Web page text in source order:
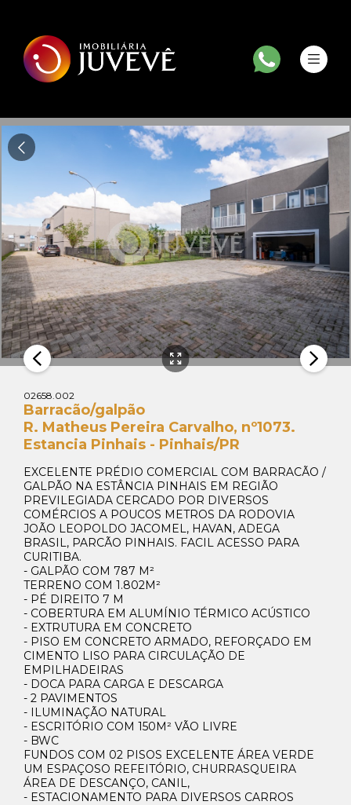
Whats Locação
41 99270-3712
41 99148-4621
02658.002
Barracão/galpão
R. Matheus Pereira Carvalho, nº1073.
Estancia Pinhais - Pinhais/PR
EXCELENTE PRÉDIO COMERCIAL COM BARRACÃO /
GALPÃO NA ESTÂNCIA PINHAIS EM REGIÃO
PREVILEGIADA CERCADO POR DIVERSOS
COMÉRCIOS A POUCOS METROS DA RODOVIA
JOÃO LEOPOLDO JACOMEL, HAVAN, ADEGA
BRASIL, PARCÃO PINHAIS. FACIL ACESSO PARA
CURITIBA.
- GALPÃO COM 787 M²
TERRENO COM 1.802M²
- PÉ DIREITO 7 M
- COBERTURA EM ALUMÍNIO TÉRMICO ACÚSTICO
- EXTRUTURA EM CONCRETO
- PISO EM CONCRETO ARMADO, REFORÇADO EM
CIMENTO LISO PARA CIRCULAÇÃO DE
EMPILHADEIRAS
- DOCA PARA CARGA E DESCARGA
- 2 PAVIMENTOS
- ILUMINAÇÃO NATURAL
- ESCRITÓRIO COM 150M² VÃO LIVRE
- BWC
FUNDOS COM 02 PISOS EXCELENTE ÁREA VERDE
UM ESPAÇOSO REFEITÓRIO, CHURRASQUEIRA
ÁREA DE DESCANÇO, CANIL,
- ESTACIONAMENTO PARA DIVERSOS CARROS